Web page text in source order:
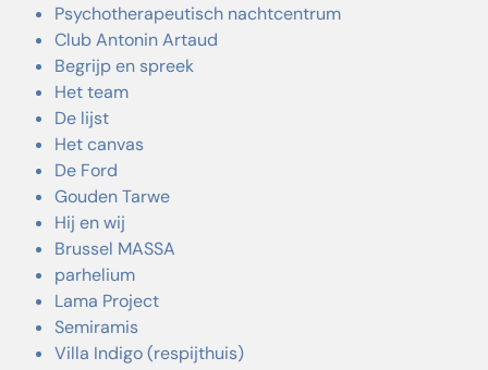
Psychotherapeutisch nachtcentrum
Club Antonin Artaud
Begrijp en spreek
Het team
De lijst
Het canvas
De Ford
Gouden Tarwe
Hij en wij
Brussel MASSA
parhelium
Lama Project
Semiramis
Villa Indigo (respijthuis)